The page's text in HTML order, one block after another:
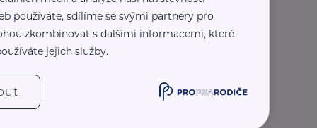
Mnichovo Hradiště – Veselá
nemocné rodiče či
služby poskytujeme ...
domov.cz/
používáte, sdílíme se svými partnery pro
zkombinovat s dalšími informacemi, které
jejich služby.